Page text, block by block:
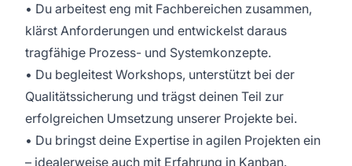
• Du arbeitest eng mit Fachbereichen zusammen,
klärst Anforderungen und entwickelst daraus
tragfähige Prozess- und Systemkonzepte.
• Du begleitest Workshops, unterstützt bei der
Qualitätssicherung und trägst deinen Teil zur
erfolgreichen Umsetzung unserer Projekte bei.
• Du bringst deine Expertise in agilen Projekten ein
– idealerweise auch mit Erfahrung in Kanban.